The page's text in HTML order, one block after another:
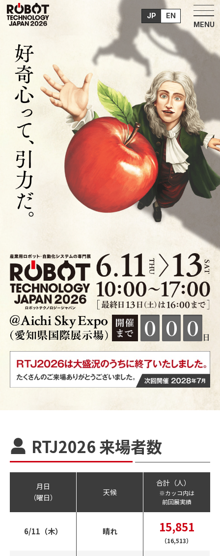
0 0 0
JP EN
RTJ2026 来場者数
月日
（曜日）
天候
合計（人）
※カッコ内は
前回展実績
6/11（木） 晴れ 15,851
（16,513）